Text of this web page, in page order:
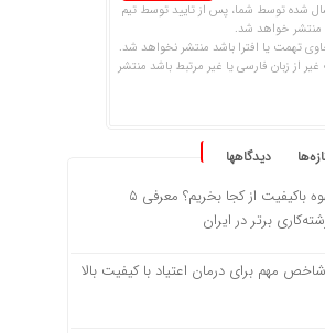
شده توسط شما، پس از تایید توسط تیم
خواهد شد.
تهمت یا افترا باشد منتشر نخواهد شد.
غیر از زبان فارسی یا غیر مرتبط باشد منتشر
دیدگاهها
قهوه باکیفیت از کجا بخریم؟ معرفی ۵
برتر در ایران